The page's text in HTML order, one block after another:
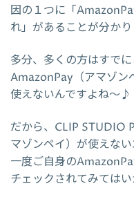
因の１つに「
れ」があることが分かり
多分、多くの方はすで
AmazonPay（アマゾン
使えないんですよね～♪
だから、CLIP STUDIO
マゾンペイ）が使えな
一度ご自身の
チェックされてみては